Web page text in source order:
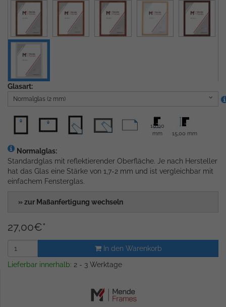
Glasart:
Normalglas (2 mm)
18,00
mm
15,00 mm
Normalglas:
Standardglas mit reflektierender Oberfläche. Je nach Hersteller
hat das Glas eine Stärke von 1,7-2 mm und ist vergleichbar mit
einfachem Fensterglas.
» zur Maßanfertigung wechseln
27,00€*
In den Warenkorb
Lieferbar innerhalb: 2 - 3 Werktage